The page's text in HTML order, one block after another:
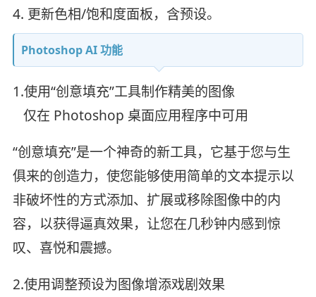
4. 更新色相/饱和度面板，含预设。
Photoshop AI 功能
1.使用“创意填充”工具制作精美的图像
仅在 Photoshop 桌面应用程序中可用
“创意填充”是一个神奇的新工具，它基于您与生
俱来的创造力，使您能够使用简单的文本提示以
非破坏性的方式添加、扩展或移除图像中的内
容，以获得逼真效果，让您在几秒钟内感到惊
叹、喜悦和震撼。
2.使用调整预设为图像增添戏剧效果